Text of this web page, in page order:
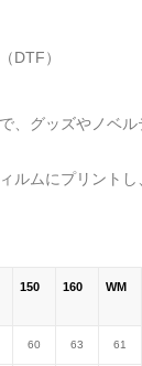
DTF）
、グッズやノベル
ルムにプリント
150 160 WM
60 63 61